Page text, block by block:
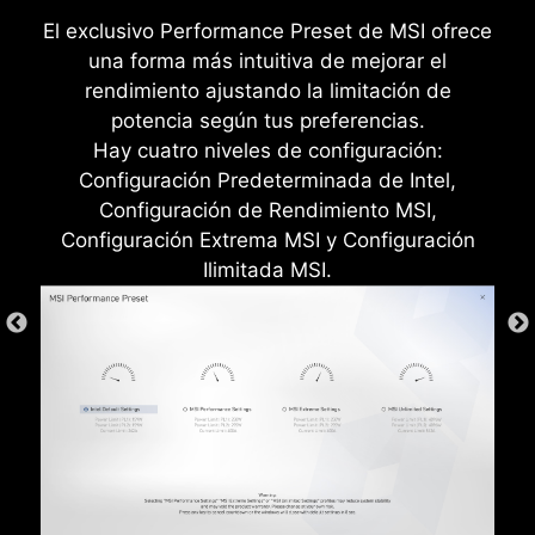
El exclusivo Performance Preset de MSI ofrece
una forma más intuitiva de mejorar el
rendimiento ajustando la limitación de
potencia según tus preferencias.
Hay cuatro niveles de configuración:
Configuración Predeterminada de Intel,
Configuración de Rendimiento MSI,
Configuración Extrema MSI y Configuración
Ilimitada MSI.
reducir el ruido de la radiación electromagnética
del sistema, así como mucho más duradero en
comparación con los tradicionales blindajes E/S.